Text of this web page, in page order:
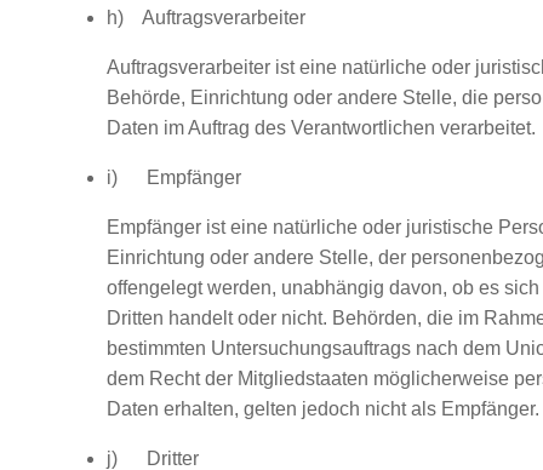
h) Auftragsverarbeiter
Auftragsverarbeiter ist eine natürliche oder
Behörde, Einrichtung oder andere Stelle, die
Daten im Auftrag des Verantwortlichen verarbeitet.
i) Empfänger
Empfänger ist eine natürliche oder juristische
Einrichtung oder andere Stelle, der
offengelegt werden, unabhängig davon, ob es
Dritten handelt oder nicht. Behörden, die im
bestimmten Untersuchungsauftrags nach dem
dem Recht der Mitgliedstaaten möglicherweise
Daten erhalten, gelten jedoch nicht als Empfänger.
j) Dritter